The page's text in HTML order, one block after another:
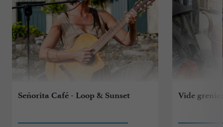
Señorita Café - Loop & Sunset Vide